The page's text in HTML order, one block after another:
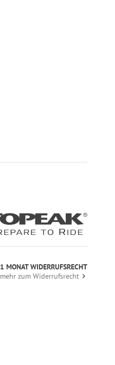
1 MONAT WIDERRUFSRECHT
mehr zum Widerrufsrecht